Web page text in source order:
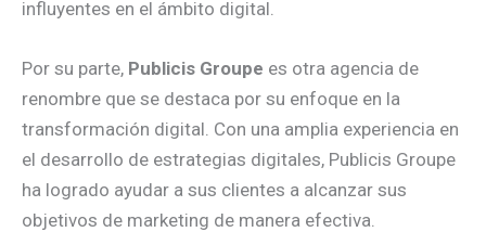
influyentes en el ámbito digital.
Por su parte, Publicis Groupe es otra agencia de
renombre que se destaca por su enfoque en la
transformación digital. Con una amplia experiencia en
el desarrollo de estrategias digitales, Publicis Groupe
ha logrado ayudar a sus clientes a alcanzar sus
objetivos de marketing de manera efectiva.